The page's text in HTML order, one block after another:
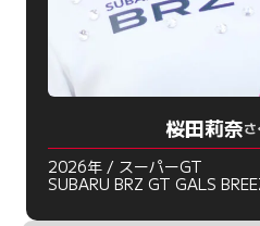
桜田莉奈
2026年 / スーパーGT
SUBARU BRZ GT GALS